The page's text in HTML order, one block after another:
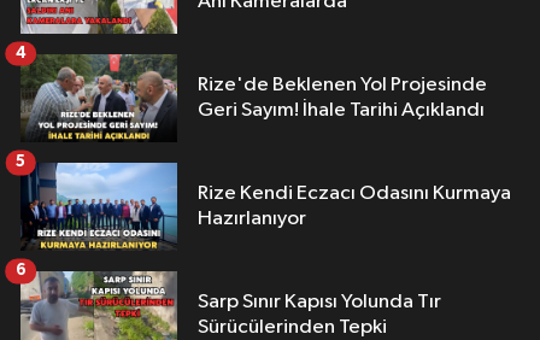
Rize'de Beklenen Yol Projesinde
Geri Sayım! İhale Tarihi Açıklandı
4
Rize Kendi Eczacı Odasını Kurmaya
Hazırlanıyor
5
Sarp Sınır Kapısı Yolunda Tır
Sürücülerinden Tepki
6